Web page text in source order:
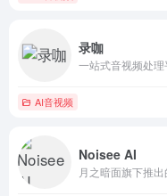
录咖
AI音视频
Noisee AI
月之暗面旗下推